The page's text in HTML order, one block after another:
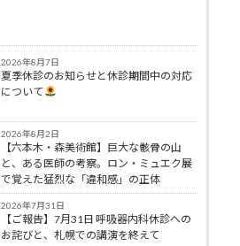
2026年8月7日
夏季休診のお知らせと休診期間中の対応
について
2026年8月2日
【六本木・森美術館】巨大な骸骨の山
と、ある医師の考察。ロン・ミュエク展
で覚えた猛烈な「違和感」の正体
2026年7月31日
【ご報告】7月31日 呼吸器内科休診への
お詫びと、札幌での講演を終えて